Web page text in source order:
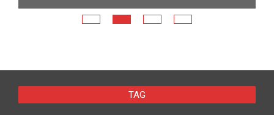
TAG